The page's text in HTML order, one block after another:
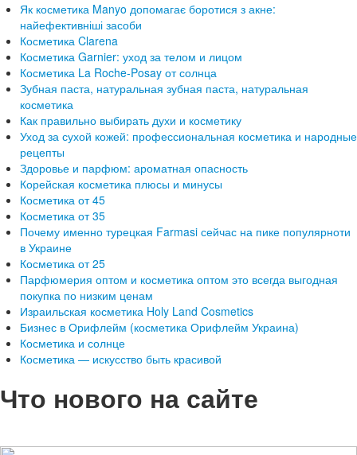
Як косметика Manyo допомагає боротися з акне:
найефективніші засоби
Косметика Clarena
Косметика Garnier: уход за телом и лицом
Косметика La Roche-Posay от солнца
Зубная паста, натуральная зубная паста, натуральная
косметика
Как правильно выбирать духи и косметику
Уход за сухой кожей: профессиональная косметика и народные
рецепты
Здоровье и парфюм: ароматная опасность
Корейская косметика плюсы и минусы
Косметика от 45
Косметика от 35
Почему именно турецкая Farmasi сейчас на пике популярноти
в Украине
Косметика от 25
Парфюмерия оптом и косметика оптом это всегда выгодная
покупка по низким ценам
Израильская косметика Holy Land Cosmetics
Бизнес в Орифлейм (косметика Орифлейм Украина)
Косметика и солнце
Косметика — искусство быть красивой
Что нового на сайте